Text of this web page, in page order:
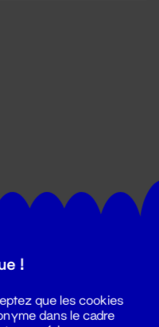
au
également dispo
et production.
!
que les cookies
dans le cadre